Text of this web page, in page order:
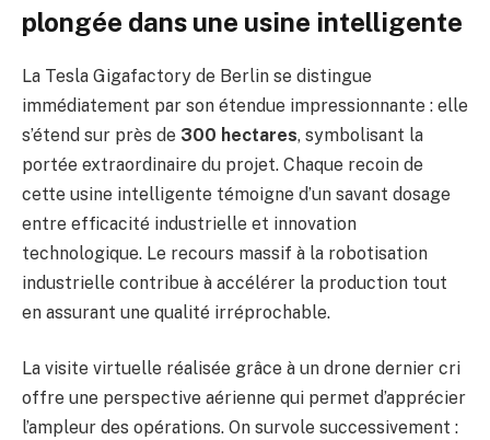
plongée dans une usine intelligente
La Tesla Gigafactory de Berlin se distingue
immédiatement par son étendue impressionnante : elle
s’étend sur près de 300 hectares, symbolisant la
portée extraordinaire du projet. Chaque recoin de
cette usine intelligente témoigne d’un savant dosage
entre efficacité industrielle et innovation
technologique. Le recours massif à la robotisation
industrielle contribue à accélérer la production tout
en assurant une qualité irréprochable.
La visite virtuelle réalisée grâce à un drone dernier cri
offre une perspective aérienne qui permet d’apprécier
l’ampleur des opérations. On survole successivement :